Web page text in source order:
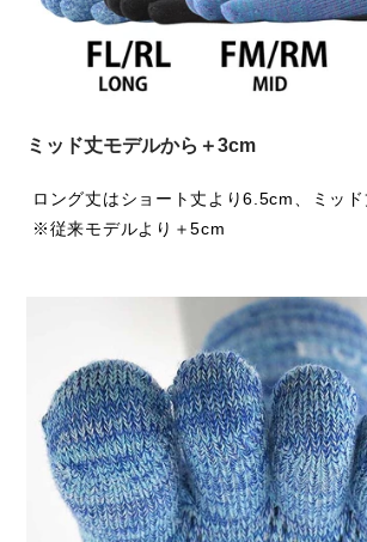
さらに、丈を従来のEVOより「約5cm」長
マラソンシーズンの足首の冷え対策にも対
身、真夏以外ではソックスの丈を長めに選
クスの丈が少しずつ長くなるトレンドを取
ため、私たちアジア人が履いてもバラン
調整しました。
また、新しい丈に合わせて楽しんでいただ
のカラーデザイン。同色系や補色系を組み
カラーが特徴で、ぜひ走る楽しみを増やし
ミッド丈モデルから＋3cm
ロング丈はショート丈より6.5cm、ミッ
※従来モデルより＋5cm